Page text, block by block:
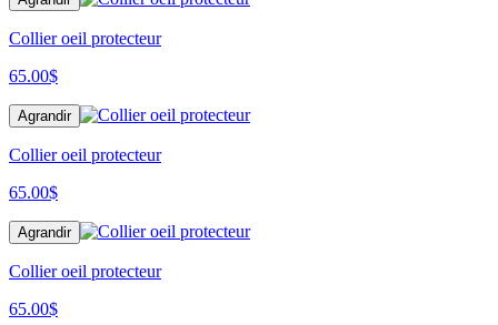
Collier oeil protecteur
65.00$
Agrandir
Collier oeil protecteur
65.00$
Agrandir
Collier oeil protecteur
65.00$